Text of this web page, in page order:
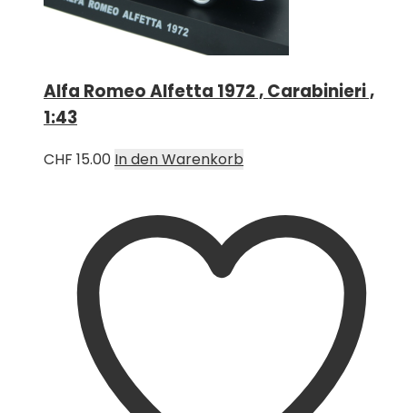
Alfa Romeo Alfetta 1972 , Carabinieri ,
1:43
CHF 15.00 In den Warenkorb